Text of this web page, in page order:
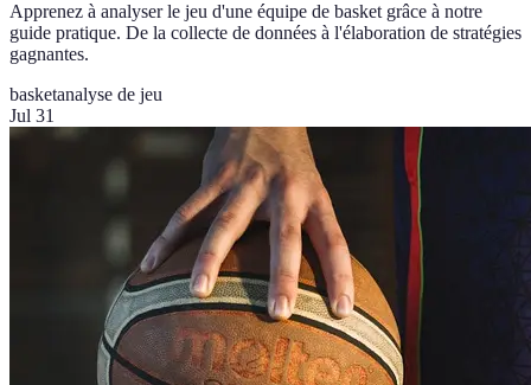
Apprenez à analyser le jeu d'une équipe de basket grâce à notre
guide pratique. De la collecte de données à l'élaboration de stratégies
gagnantes.
basketanalyse de jeu
Jul 31